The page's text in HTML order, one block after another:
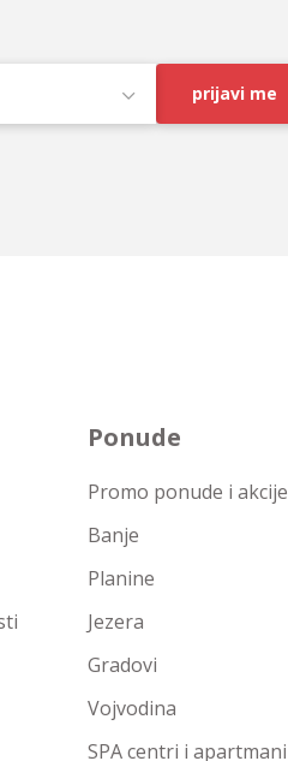
prijavi me
Ponude
Promo ponude i akcije
Banje
Planine
Jezera
Gradovi
Vojvodina
SPA centri i apartmani